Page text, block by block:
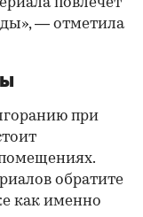
повлечет
— отметила
при
помещениях.
обратите
как именно